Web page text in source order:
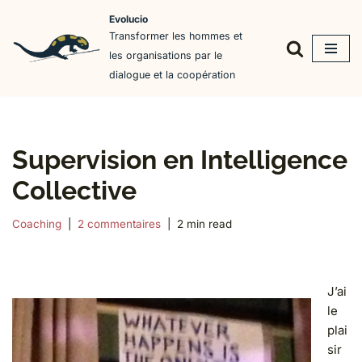
Aller
Evolucio
Transformer les hommes et
les organisations par le
dialogue et la coopération
Supervision en Intelligence
Collective
Coaching 2 commentaires 2 min read
J’ai
le
plai
sir